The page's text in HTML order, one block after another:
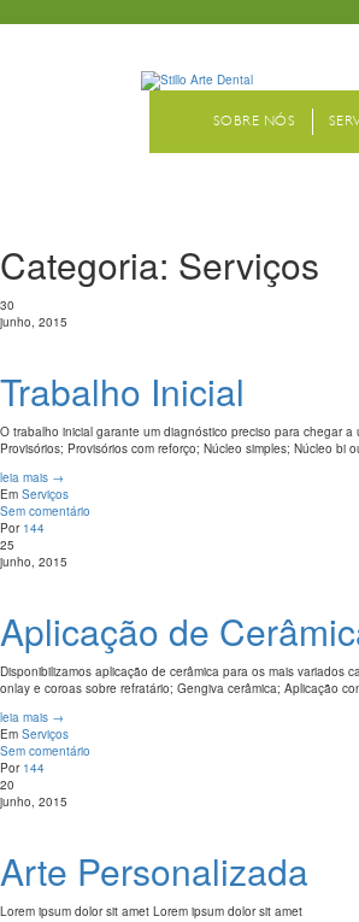
SOBRE NÓS
PARA UM
Categoria: Serviços
30
junho, 2015
Trabalho Inicial
O trabalho inicial garante um diagnóstico preciso para chegar
Provisórios; Provisórios com reforço; Núcleo simples; Núcleo bi
leia mais →
Em Serviços
Sem comentário
Por 144
25
junho, 2015
Aplicação de
Disponibilizamos aplicação de cerâmica para os mais variados
onlay e coroas sobre refratário; Gengiva cerâmica; Aplicação
leia mais →
Em Serviços
Sem comentário
Por 144
20
junho, 2015
Arte Personalizada
Lorem ipsum dolor sit amet Lorem ipsum dolor sit amet